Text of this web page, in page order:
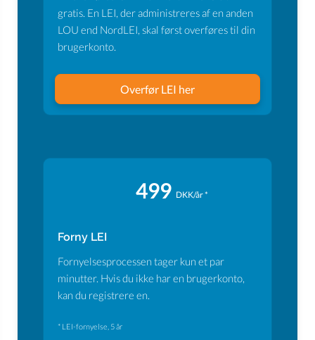
gratis. En LEI, der administreres af en anden
LOU end NordLEI, skal først overføres til din
brugerkonto.
Overfør LEI her
499 DKK/år *
Forny LEI
Fornyelsesprocessen tager kun et par
minutter. Hvis du ikke har en brugerkonto,
kan du registrere en.
* LEI-fornyelse, 5 år